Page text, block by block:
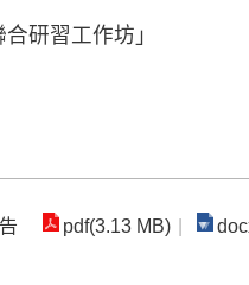
研習工作坊」
pdf(3.13 MB)